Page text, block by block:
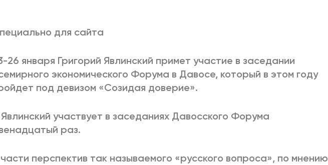
ПОДРОБНЕЕ
ВСЕ КНИГИ
для сайта
26 января Григорий Явлинский примет участие в заседании
экономического Форума в Давосе, который в этом году
под девизом «Созидая доверие».
Явлинский участвует в заседаниях Давосского Форума
раз.
перспектив так называемого «русского вопроса», по мнению